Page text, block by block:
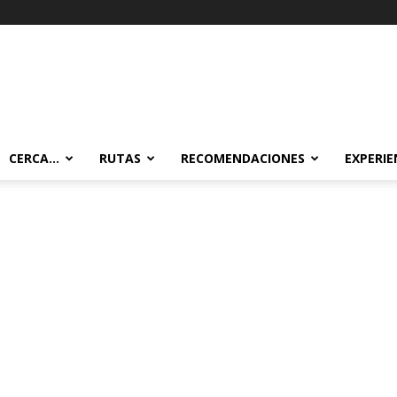
CERCA… RUTAS RECOMENDACIONES